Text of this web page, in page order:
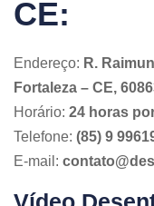
CE:
Endereço: R.
Fortaleza – CE,
Horário: 24 horas
Telefone: (85) 9
E-mail: